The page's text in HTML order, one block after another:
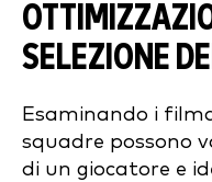
SELEZIONE
Esaminando i
squadre possono
di un giocatore e